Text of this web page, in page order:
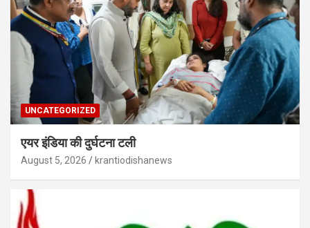
UNCATEGORIZED
एयर इंडिया की दुर्घटना टली
August 5, 2026 krantiodishanews